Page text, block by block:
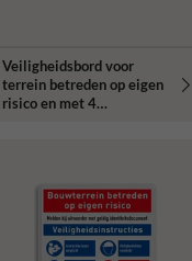
Veiligheidsbord voor
terrein betreden op eigen
risico en met 4